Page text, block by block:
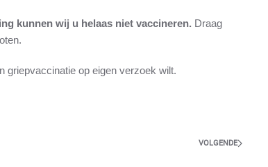
kunnen wij u helaas niet vaccineren. Draag
griepvaccinatie op eigen verzoek wilt.
VOLGENDE